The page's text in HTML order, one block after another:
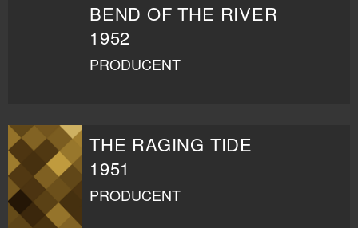
BEND OF THE RIVER
1952
PRODUCENT
THE RAGING TIDE
1951
PRODUCENT